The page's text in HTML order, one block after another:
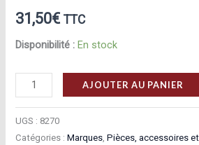
31,50€ TTC
Disponibilité : En stock
quantité
de
Traxxas
PNEUS
AJOUTER AU PANIER
UGS : 8270
Catégories :Marques,Pièces, accessoires